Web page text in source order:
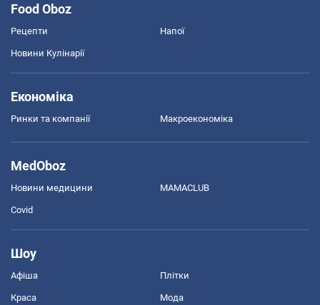
Food Oboz
Рецепти Напої
Новини Кулінарії
Економіка
Ринки та компанії Макроекономіка
MedOboz
Новини медицини MAMACLUB
Covid
Шоу
Афіша Плітки
Краса Мода